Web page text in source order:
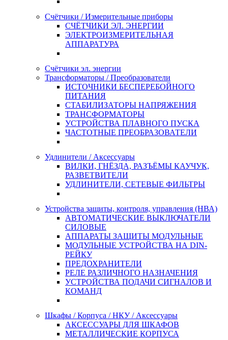
Счётчики / Измерительные приборы
СЧЁТЧИКИ ЭЛ. ЭНЕРГИИ
ЭЛЕКТРОИЗМЕРИТЕЛЬНАЯ
АППАРАТУРА
Счётчики эл. энергии
Трансформаторы / Преобразователи
ИСТОЧНИКИ БЕСПЕРЕБОЙНОГО
ПИТАНИЯ
СТАБИЛИЗАТОРЫ НАПРЯЖЕНИЯ
ТРАНСФОРМАТОРЫ
УСТРОЙСТВА ПЛАВНОГО ПУСКА
ЧАСТОТНЫЕ ПРЕОБРАЗОВАТЕЛИ
Удлинители / Аксессуары
ВИЛКИ, ГНЁЗДА, РАЗЪЁМЫ КАУЧУК,
РАЗВЕТВИТЕЛИ
УДЛИНИТЕЛИ, СЕТЕВЫЕ ФИЛЬТРЫ
Устройства защиты, контроля, управления (НВА)
АВТОМАТИЧЕСКИЕ ВЫКЛЮЧАТЕЛИ
СИЛОВЫЕ
АППАРАТЫ ЗАЩИТЫ МОДУЛЬНЫЕ
МОДУЛЬНЫЕ УСТРОЙСТВА НА DIN-
РЕЙКУ
ПРЕДОХРАНИТЕЛИ
РЕЛЕ РАЗЛИЧНОГО НАЗНАЧЕНИЯ
УСТРОЙСТВА ПОДАЧИ СИГНАЛОВ И
КОМАНД
Шкафы / Корпуса / НКУ / Аксессуары
АКСЕССУАРЫ ДЛЯ ШКАФОВ
МЕТАЛЛИЧЕСКИЕ КОРПУСА